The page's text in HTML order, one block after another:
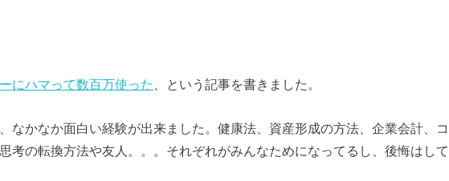
にハマって数百万使った 、という記事を書きました。
なかなか面白い経験が出来ました。健康法、資産形成の方法、企業会計、コ
考の転換方法や友人。。。それぞれがみんなためになってるし、後悔はして